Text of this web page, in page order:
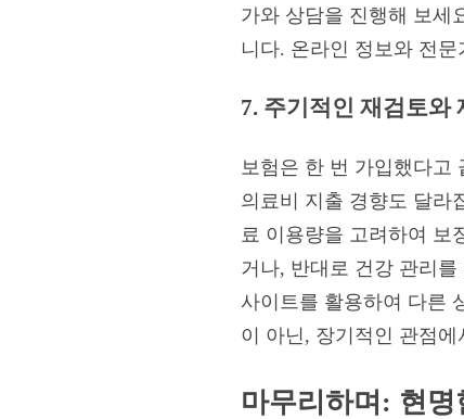
가와 상담을 진행해 보세
니다. 온라인 정보와 전
7. 주기적인 재검토와
보험은 한 번 가입했다고
의료비 지출 경향도 달라
료 이용량을 고려하여 보
거나, 반대로 건강 관리
사이트를 활용하여 다른
이 아닌, 장기적인 관점
마무리하며: 현